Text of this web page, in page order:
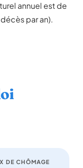
annuel est de
par an).
DE CHÔMAGE